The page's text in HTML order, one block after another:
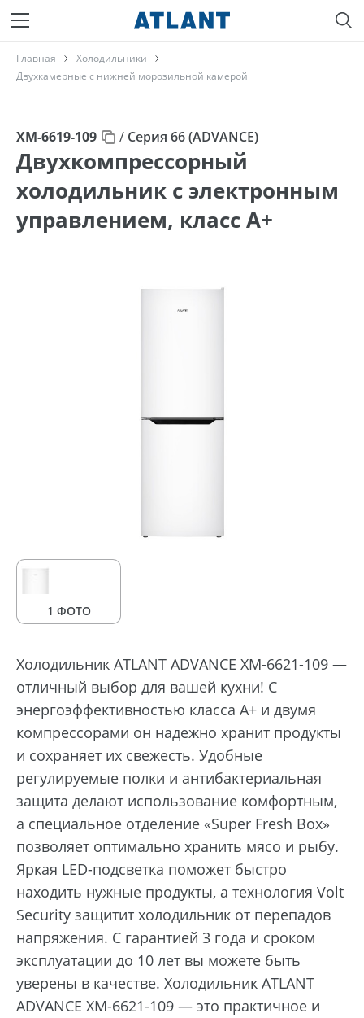
Главная
Холодильники
Двухкамерные с нижней морозильной камерой
ХМ-6619-109 / Серия 66 (ADVANCE)
Двухкомпрессорный
холодильник с электронным
управлением, класс A+
1 ФОТО
Холодильник ATLANT ADVANCE ХМ-6621-109 —
отличный выбор для вашей кухни! С
энергоэффективностью класса A+ и двумя
компрессорами он надежно хранит продукты
и сохраняет их свежесть. Удобные
регулируемые полки и антибактериальная
защита делают использование комфортным,
а специальное отделение «Super Fresh Box»
позволяет оптимально хранить мясо и рыбу.
Яркая LED-подсветка поможет быстро
находить нужные продукты, а технология Volt
Security защитит холодильник от перепадов
напряжения. С гарантией 3 года и сроком
эксплуатации до 10 лет вы можете быть
уверены в качестве. Холодильник ATLANT
ADVANCE ХМ-6621-109 — это практичное и